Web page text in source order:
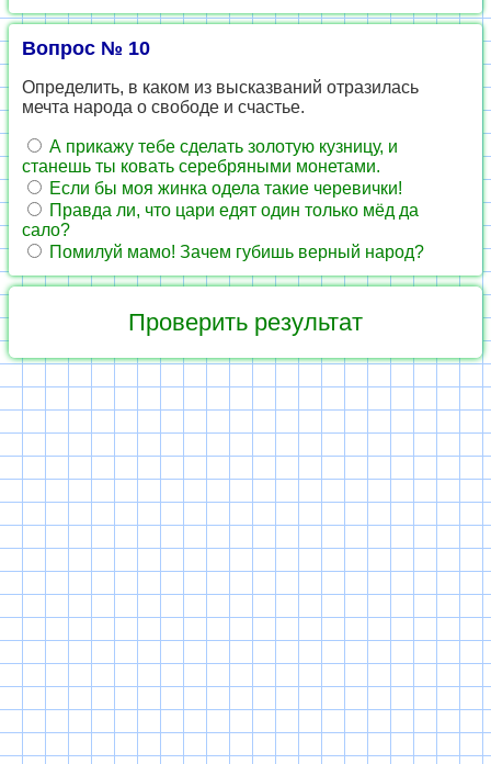
Вопрос № 10
Определить, в каком из высказваний отразилась
мечта народа о свободе и счастье.
А прикажу тебе сделать золотую кузницу, и
станешь ты ковать серебряными монетами.
Если бы моя жинка одела такие черевички!
Правда ли, что цари едят один только мёд да
сало?
Помилуй мамо! Зачем губишь верный народ?